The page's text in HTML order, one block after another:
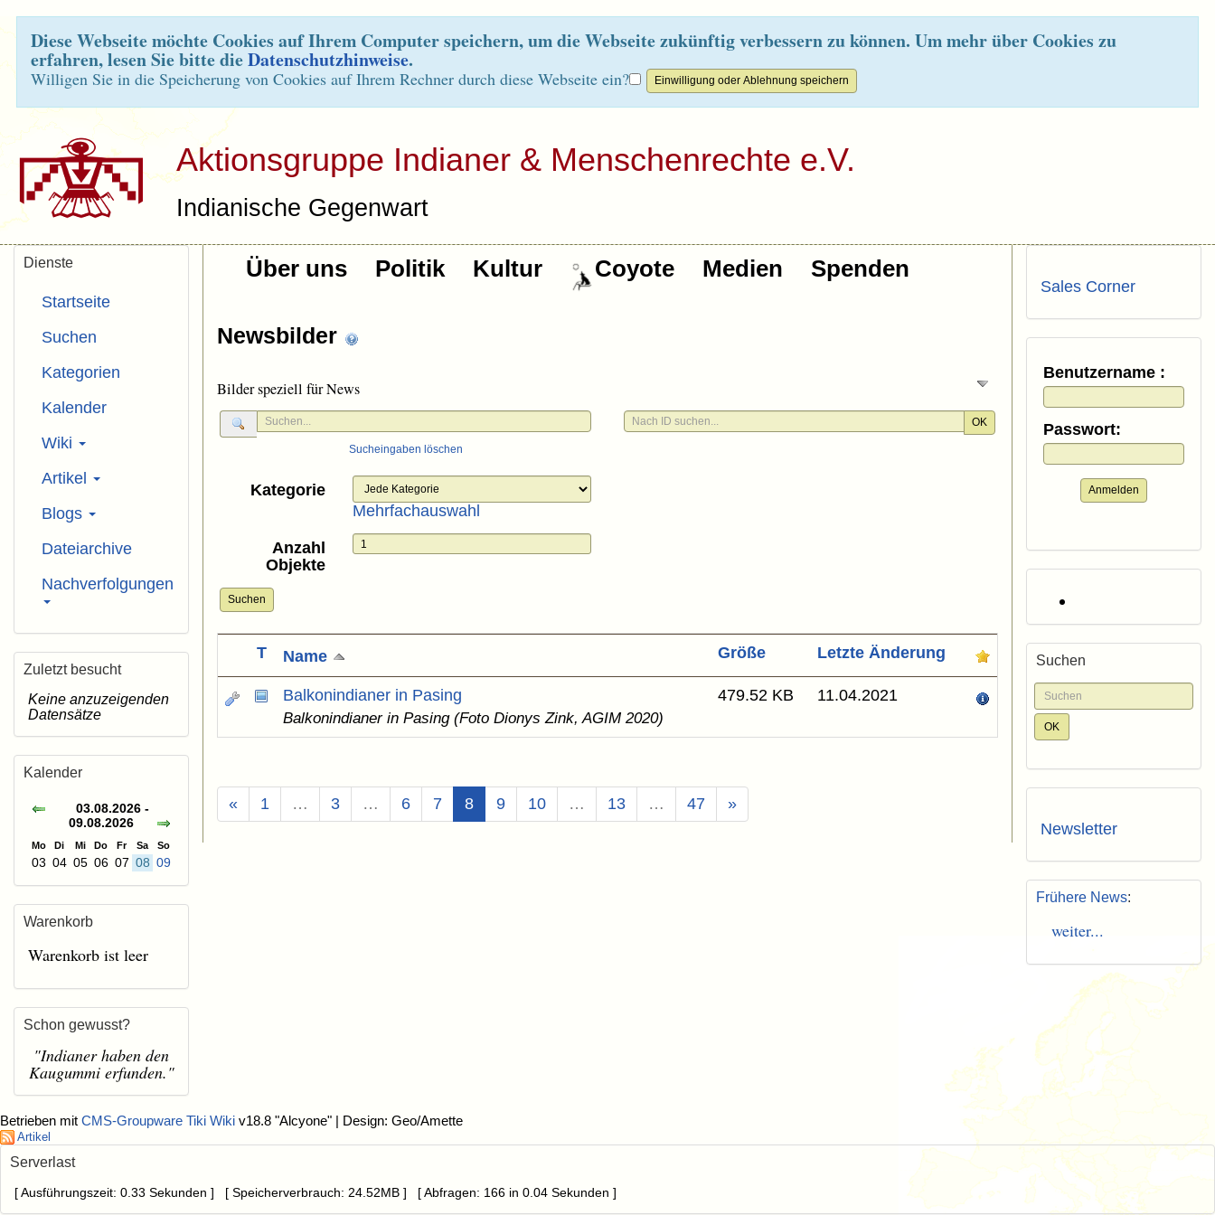
Diese Webseite möchte Cookies auf Ihrem Computer speichern, um die Webseite zukünftig verbessern zu können. Um mehr über Cookies zu
erfahren, lesen Sie bitte dieDatenschutzhinweise.
Willigen Sie in die Speicherung von Cookies auf Ihrem Rechner durch diese Webseite ein?
Aktionsgruppe Indianer & Menschenrechte e.V.
Indianische Gegenwart
Über uns Politik Kultur Coyote Medien Spenden
Newsbilder
Bilder speziell für News
Sucheingaben löschen
Kategorie
Mehrfachauswahl
Anzahl
Objekte
Suchen
OK
T Name Größe Letzte Änderung
Balkonindianer in Pasing
Balkonindianer in Pasing (Foto Dionys Zink, AGIM 2020)
479.52 KB 11.04.2021
« 1 … 3 … 6 7 8(Aktuell)
9 10 … 13 … 47 »
Dienste
Startseite
Suchen
Kategorien
Kalender
Wiki
Artikel
Blogs
Dateiarchive
Nachverfolgungen
Zuletzt besucht
Keine anzuzeigenden
Datensätze
Kalender
03.08.2026 -
09.08.2026
Mo Di Mi Do Fr Sa So
03 04 05 06 07 08 09
Warenkorb
Warenkorb ist leer
Schon gewusst?
"Indianer haben den
Kaugummi erfunden."
Sales Corner
Benutzername :
Passwort:
Anmelden
Suchen
Newsletter
Frühere News:
weiter...
Betrieben mit CMS-Groupware Tiki Wiki v18.8 "Alcyone" | Design: Geo/Amette
Artikel
Serverlast
[ Ausführungszeit: 0.33 Sekunden ] [ Speicherverbrauch: 24.52MB ] [ Abfragen: 166 in 0.04 Sekunden ]